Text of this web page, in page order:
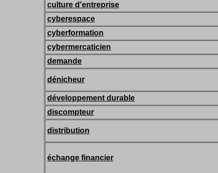
culture d'entreprise
cyberespace
cyberformation
cybermercaticien
demande
dénicheur
développement durable
discompteur
distribution
échange financier